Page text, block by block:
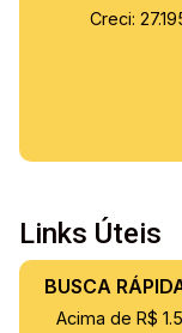
Creci:
Links Úteis
BUSCA
Acima de R$